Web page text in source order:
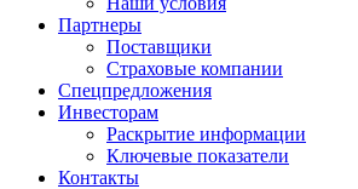
Партнеры
Поставщики
Страховые компании
Спецпредложения
Инвесторам
Раскрытие информации
Ключевые показатели
Контакты